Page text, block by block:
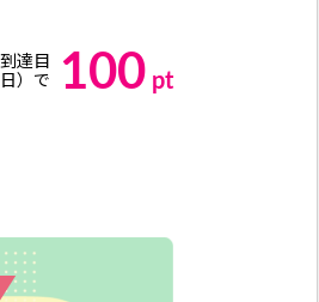
達目
）で
100 pt